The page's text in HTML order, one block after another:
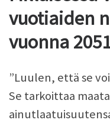
vuotiaiden
vuonna
”Luulen, että se
Se tarkoittaa